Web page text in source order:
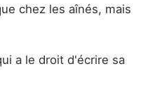
chez les aînés, mais
a le droit d'écrire sa